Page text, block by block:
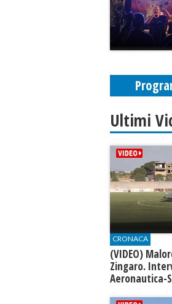
Ultimi
CRONACA
(VIDEO)
Zingaro.
Aeronautica-